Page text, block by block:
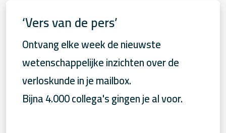
‘Vers van de pers’
Ontvang elke week de nieuwste
wetenschappelijke inzichten over de
verloskunde in je mailbox.
Bijna 4.000 collega's gingen je al voor.